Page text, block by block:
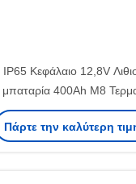
IP65 Κεφάλαιο 12,8V
μπαταρία 400Ah M8
χαμηλή αυτοαπολύση
μήνα
Πάρτε την καλύτερη